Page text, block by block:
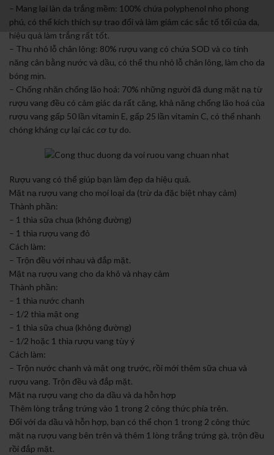
– Mang lại làn da trắng mềm: 100% chứa polyphenol nho phong
phú, có thể kích thích sự trao đổi và làm giảm các sắc tố tối của da,
hiệu quả làm trắng rất tốt.
– Thu nhỏ lỗ chân lông: 80% rượu vang có chứa SOD và co tính
năng cân bằng nước và dầu, có thể thu nhỏ lỗ chân lông, làm cho da
bóng mịn.
– Chống nhăn chống lão hoá: 70% những người đã dung mặt nạ từ
rượu vang đều có cảm giác da rất căng, khả năng chống lão hoá của
rượu vang gấp 50 lần vitamin E, gấp 25 lần vitamin C, có thể nhanh
chóng kháng cự lại các cơ tự do.
Rượu vang có thể giúp bạn làm đẹp da hiệu quả.
Mặt nạ rượu vang cho mọi loại da (trừ da đặc biệt nhạy cảm)
Thành phần:
– 1 thìa sữa chua (không đường)
– 1 thìa rượu vang đỏ
Cách làm:
– Trộn đều với nhau và đắp mặt.
Mặt nạ rượu vang cho da khô và nhạy cảm
Thành phần:
– 1 thìa nước chanh
– 1/2 thìa mật ong
– 1 thìa sữa chua (không đường)
– 1/2 hoặc 1 thìa rượu vang tùy ý
Cách làm:
– Trộn nước chanh và mật ong trước, rồi mới thêm sữa chua và
rượu vang. Trộn đều và đắp mặt.
Mặt nạ rượu vang cho da dầu và da hỗn hợp
Thêm lòng trắng trứng vào 1 trong 2 công thức phía trên.
Đối với da dầu và hỗn hợp, bạn có thể chọn 1 trong 2 công thức
mặt nạ rượu vang bên trên và thêm 1 lòng trắng trứng gà, trộn đều
rồi đắp mặt.